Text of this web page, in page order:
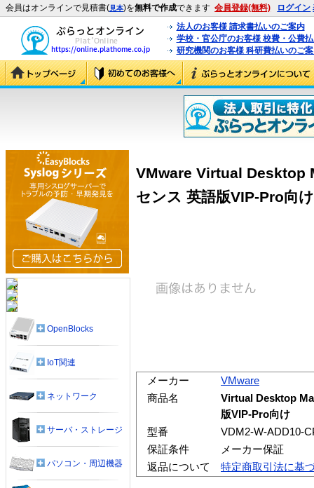
会員はオンラインで見積書(見本)を無料で作成できます 会員登録(無料) ログイン
法人のお客様 請求書払いのご案内
学校・官公庁のお客様 校費・公費
研究機関のお客様 科研費払いのご
VMware Virtual Desktop
センス 英語版VIP-Pro向
メーカー
VMware
商品名
Virtual Desktop
版VIP-Pro向け
型番
VDM2-W-ADD10-
保証条件
メーカー保証
返品について
特定商取引法に基
OpenBlocks
IoT関連
ネットワーク
サーバ・ストレージ
パソコン・周辺機器